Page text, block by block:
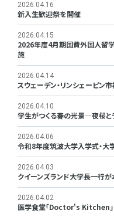
2026.04.16
新入生歓迎祭を開催
2026.04.15
2026年度4月期国費外国人留
施
2026.04.14
スウェーデン・リンシェーピン
2026.04.10
学生がつくる春の光景―夜桜と
2026.04.06
令和8年度筑波大学入学式・大
2026.04.03
クイーンズランド大学長一行
2026.04.02
医学食堂「Doctor's Kitchen」